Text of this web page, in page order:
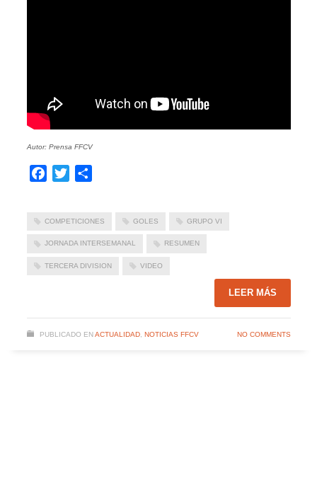
Autor: Prensa FFCV
Facebook
Twitter
COMPETICIONES GOLES GRUPO VI
JORNADA INTERSEMANAL RESUMEN
TERCERA DIVISION VIDEO
LEER MÁS
PUBLICADO EN ACTUALIDAD, NOTICIAS FFCV NO COMMENTS